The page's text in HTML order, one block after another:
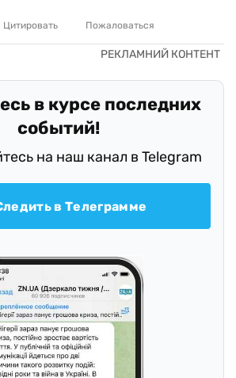
Цитировать Пожаловаться
в курсе последних
событий!
на наш канал в Telegram
в Телеграмме